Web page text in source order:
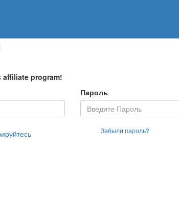
affiliate program!
Пароль
Забыли пароль?